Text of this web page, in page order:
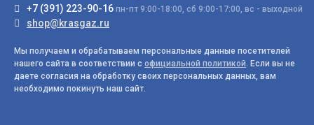
+7 (391) 223-90-16 пн-пт 9:00-18:00, сб 9:00-17:00, вс - выходной
shop@krasgaz.ru
Мы получаем и обрабатываем персональные данные посетителей
нашего сайта в соответствии с официальной политикой. Если вы не
даете согласия на обработку своих персональных данных, вам
необходимо покинуть наш сайт.